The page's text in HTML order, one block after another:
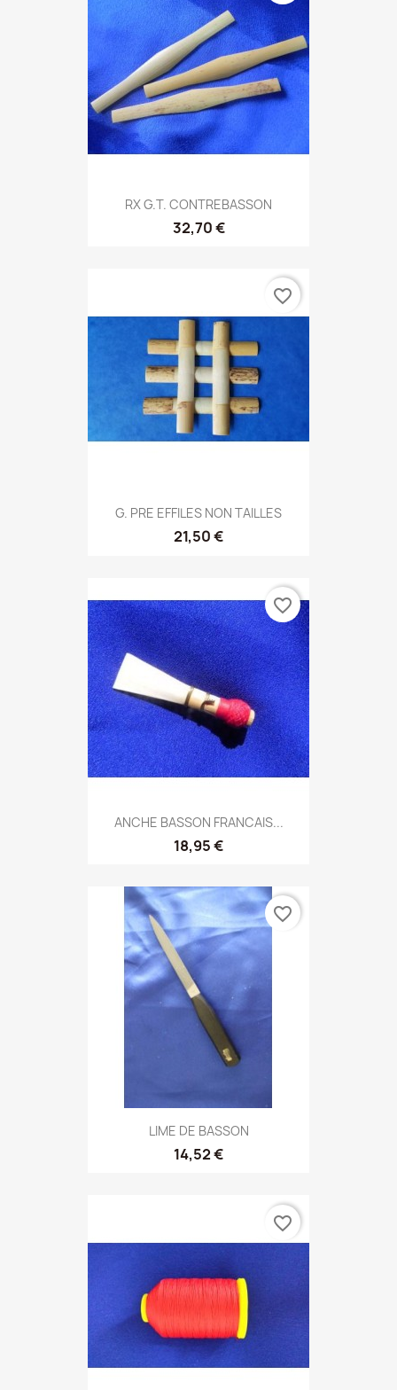
RX G.T. CONTREBASSON
32,70 €
G. PRE EFFILES NON TAILLES
21,50 €
favorite_border
ANCHE BASSON FRANCAIS...
18,95 €
favorite_border
LIME DE BASSON
14,52 €
favorite_border
favorite_border